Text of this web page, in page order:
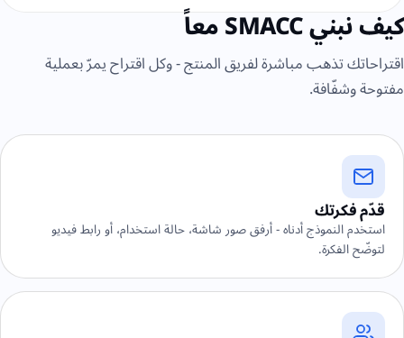
كيف نبني SMACC معاً
اقتراحاتك تذهب مباشرة لفريق المنتج - وكل اقتراح يمرّ بعملية
مفتوحة وشفّافة.
قدّم فكرتك
استخدم النموذج أدناه - أرفق صور شاشة، حالة استخدام، أو رابط فيديو
لتوضّح الفكرة.